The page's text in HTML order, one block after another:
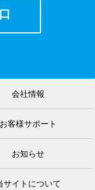
会社情報
お客様サポート
お知らせ
サイトについて